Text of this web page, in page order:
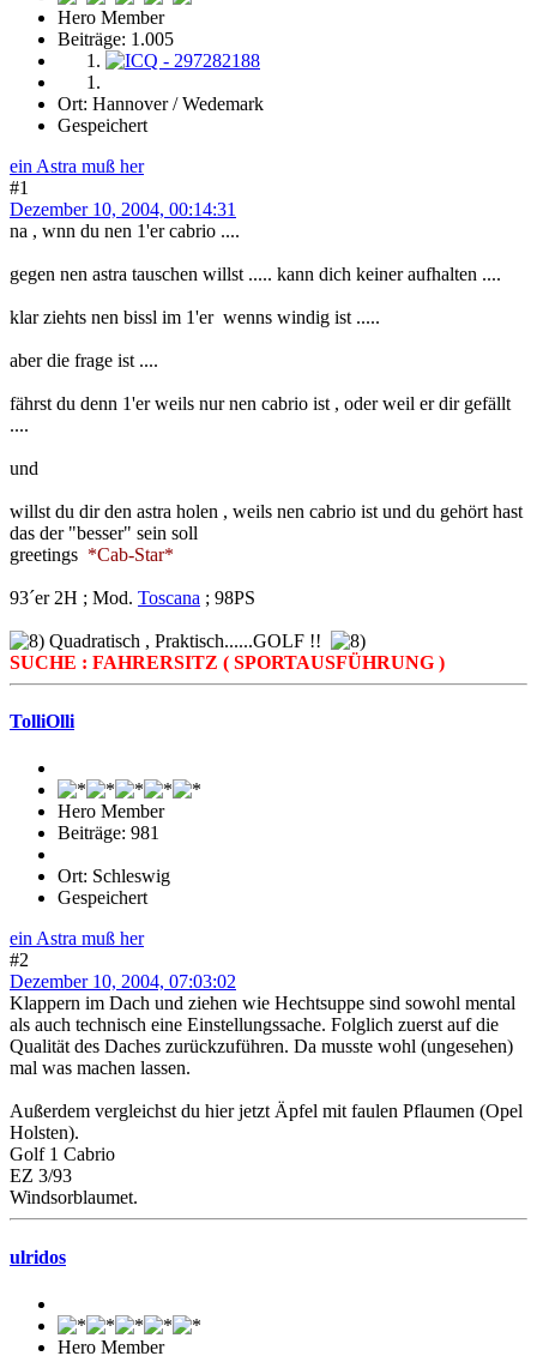
Hero Member
Beiträge: 1.005
Ort: Hannover / Wedemark
Gespeichert
ein Astra muß her
#1
Dezember 10, 2004, 00:14:31
na , wnn du nen 1'er cabrio ....
gegen nen astra tauschen willst ..... kann dich keiner aufhalten ....
klar ziehts nen bissl im 1'er wenns windig ist .....
aber die frage ist ....
fährst du denn 1'er weils nur nen cabrio ist , oder weil er dir gefällt
....
und
willst du dir den astra holen , weils nen cabrio ist und du gehört hast
das der "besser" sein soll
greetings *Cab-Star*
93´er 2H ; Mod. Toscana ; 98PS
Quadratisch , Praktisch......GOLF !!
SUCHE : FAHRERSITZ ( SPORTAUSFÜHRUNG )
TolliOlli
Hero Member
Beiträge: 981
Ort: Schleswig
Gespeichert
ein Astra muß her
#2
Dezember 10, 2004, 07:03:02
Klappern im Dach und ziehen wie Hechtsuppe sind sowohl mental
als auch technisch eine Einstellungssache. Folglich zuerst auf die
Qualität des Daches zurückzuführen. Da musste wohl (ungesehen)
mal was machen lassen.
Außerdem vergleichst du hier jetzt Äpfel mit faulen Pflaumen (Opel
Holsten).
Golf 1 Cabrio
EZ 3/93
Windsorblaumet.
ulridos
Hero Member